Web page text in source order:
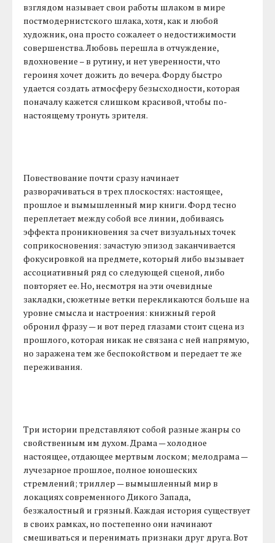
взглядом называет свои работы шлаком в мире
постмодернистского шлака, хотя, как и любой
художник, она просто сожалеет о недостижимости
совершенства. Любовь перешла в отчуждение,
вдохновение – в рутину, и нет уверенности, что
героиня хочет дожить до вечера. Форду быстро
удается создать атмосферу безысходности, которая
поначалу кажется слишком красивой, чтобы по-
настоящему тронуть зрителя.
Повествование почти сразу начинает
разворачиваться в трех плоскостях: настоящее,
прошлое и вымышленный мир книги. Форд тесно
переплетает между собой все линии, добиваясь
эффекта проникновения за счет визуальных точек
соприкосновения: зачастую эпизод заканчивается
фокусировкой на предмете, который либо вызывает
ассоциативный ряд со следующей сценой, либо
повторяет ее. Но, несмотря на эти очевидные
закладки, сюжетные ветки перекликаются больше на
уровне смысла и настроения: книжный герой
обронил фразу — и вот перед глазами стоит сцена из
прошлого, которая никак не связана с ней напрямую,
но заражена тем же беспокойством и передает те же
переживания.
Три истории представляют собой разные жанры со
свойственным им духом. Драма — холодное
настоящее, отдающее мертвым лоском; мелодрама —
лучезарное прошлое, полное юношеских
стремлений; триллер — вымышленный мир в
локациях современного Дикого Запада,
безжалостный и грязный. Каждая история существует
в своих рамках, но постепенно они начинают
смешиваться и перенимать признаки друг друга. Вот